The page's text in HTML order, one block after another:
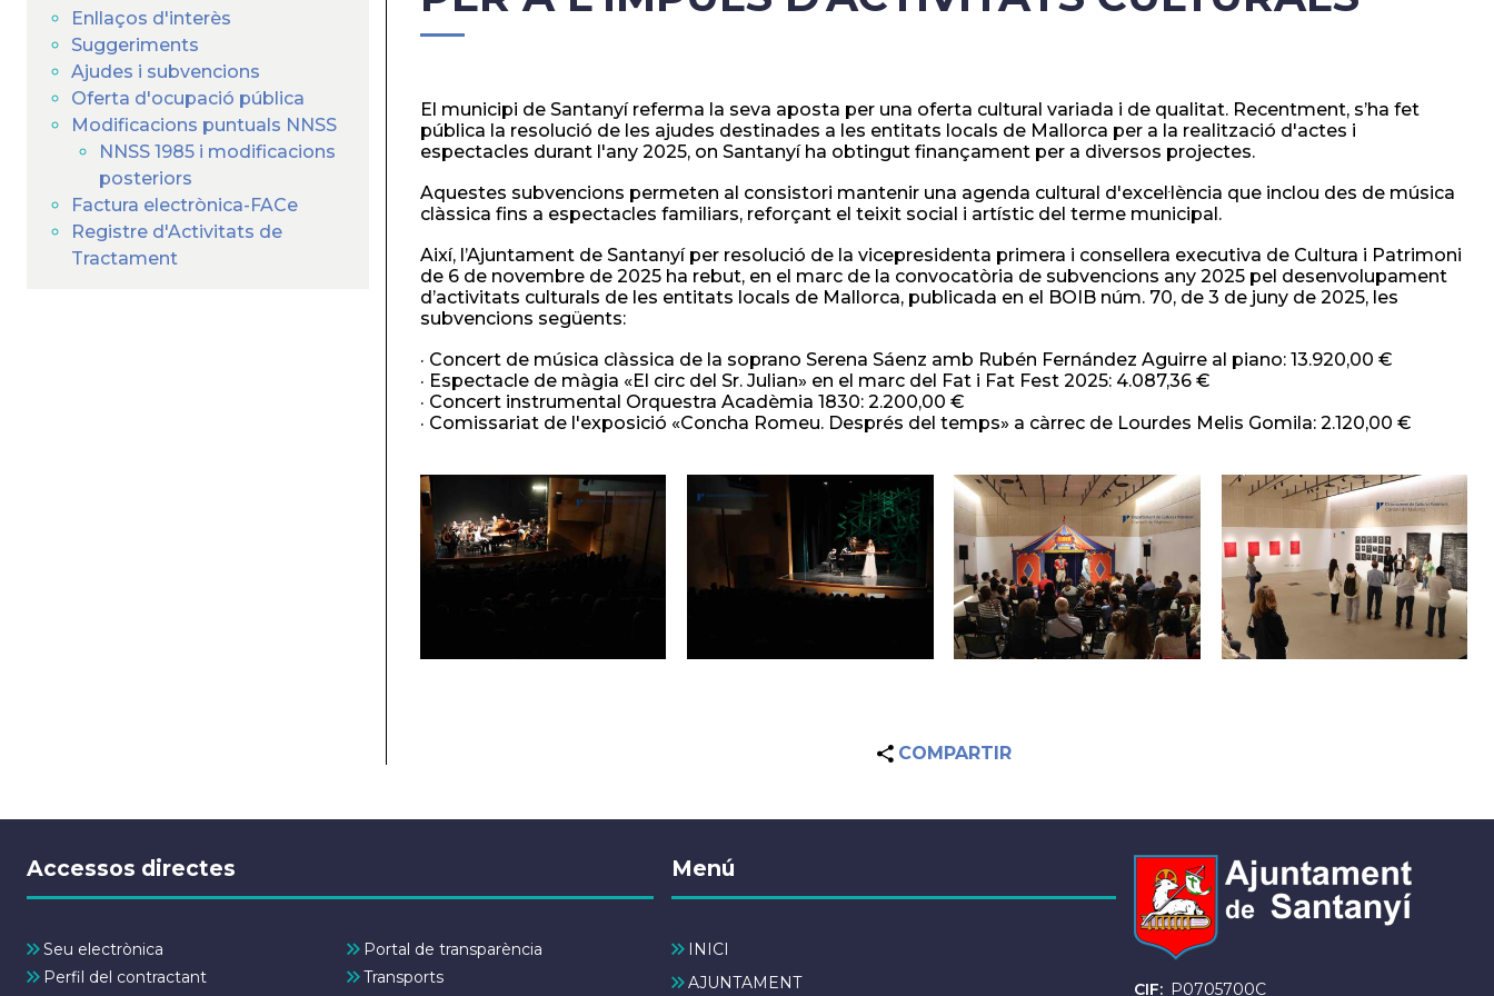
Enllaços d'interès
Suggeriments
Ajudes i subvencions
Oferta d'ocupació pública
Modificacions puntuals NNSS
NNSS 1985 i modificacions
posteriors
Factura electrònica-FACe
Registre d'Activitats de
Tractament
El municipi de Santanyí referma la seva aposta per una oferta cultural variada i de qualitat. Recentment, s’ha fet
pública la resolució de les ajudes destinades a les entitats locals de Mallorca per a la realització d'actes i
espectacles durant l'any 2025, on Santanyí ha obtingut finançament per a diversos projectes.
Aquestes subvencions permeten al consistori mantenir una agenda cultural d'excel·lència que inclou des de música
clàssica fins a espectacles familiars, reforçant el teixit social i artístic del terme municipal.
Així, l’Ajuntament de Santanyí per resolució de la vicepresidenta primera i consellera executiva de Cultura i Patrimoni
de 6 de novembre de 2025 ha rebut, en el marc de la convocatòria de subvencions any 2025 pel desenvolupament
d’activitats culturals de les entitats locals de Mallorca, publicada en el BOIB núm. 70, de 3 de juny de 2025, les
subvencions següents:
· Concert de música clàssica de la soprano Serena Sáenz amb Rubén Fernández Aguirre al piano: 13.920,00 €
· Espectacle de màgia «El circ del Sr. Julian» en el marc del Fat i Fat Fest 2025: 4.087,36 €
· Concert instrumental Orquestra Acadèmia 1830: 2.200,00 €
· Comissariat de l'exposició «Concha Romeu. Després del temps» a càrrec de Lourdes Melis Gomila: 2.120,00 €
COMPARTIR
Accessos directes
Seu electrònica
Portal de transparència
Perfil del contractant
Transports
Menú
INICI
AJUNTAMENT
CIF P0705700C